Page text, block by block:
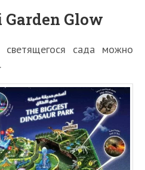
Glow
сада можно